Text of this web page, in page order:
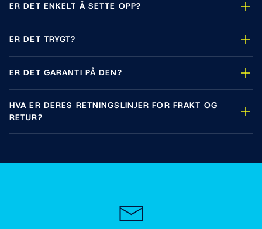
ER DET ENKELT Å SETTE OPP?
ER DET TRYGT?
ER DET GARANTI PÅ DEN?
HVA ER DERES RETNINGSLINJER FOR FRAKT OG
RETUR?